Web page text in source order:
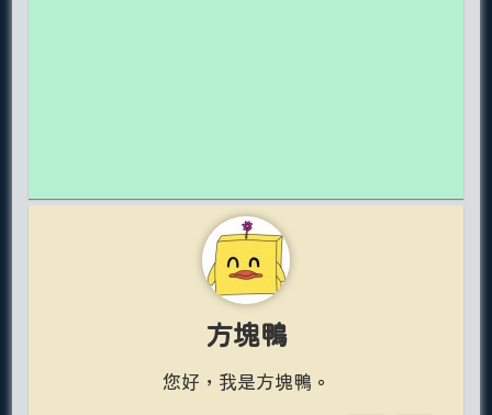
方塊鴨
您好，我是方塊鴨。